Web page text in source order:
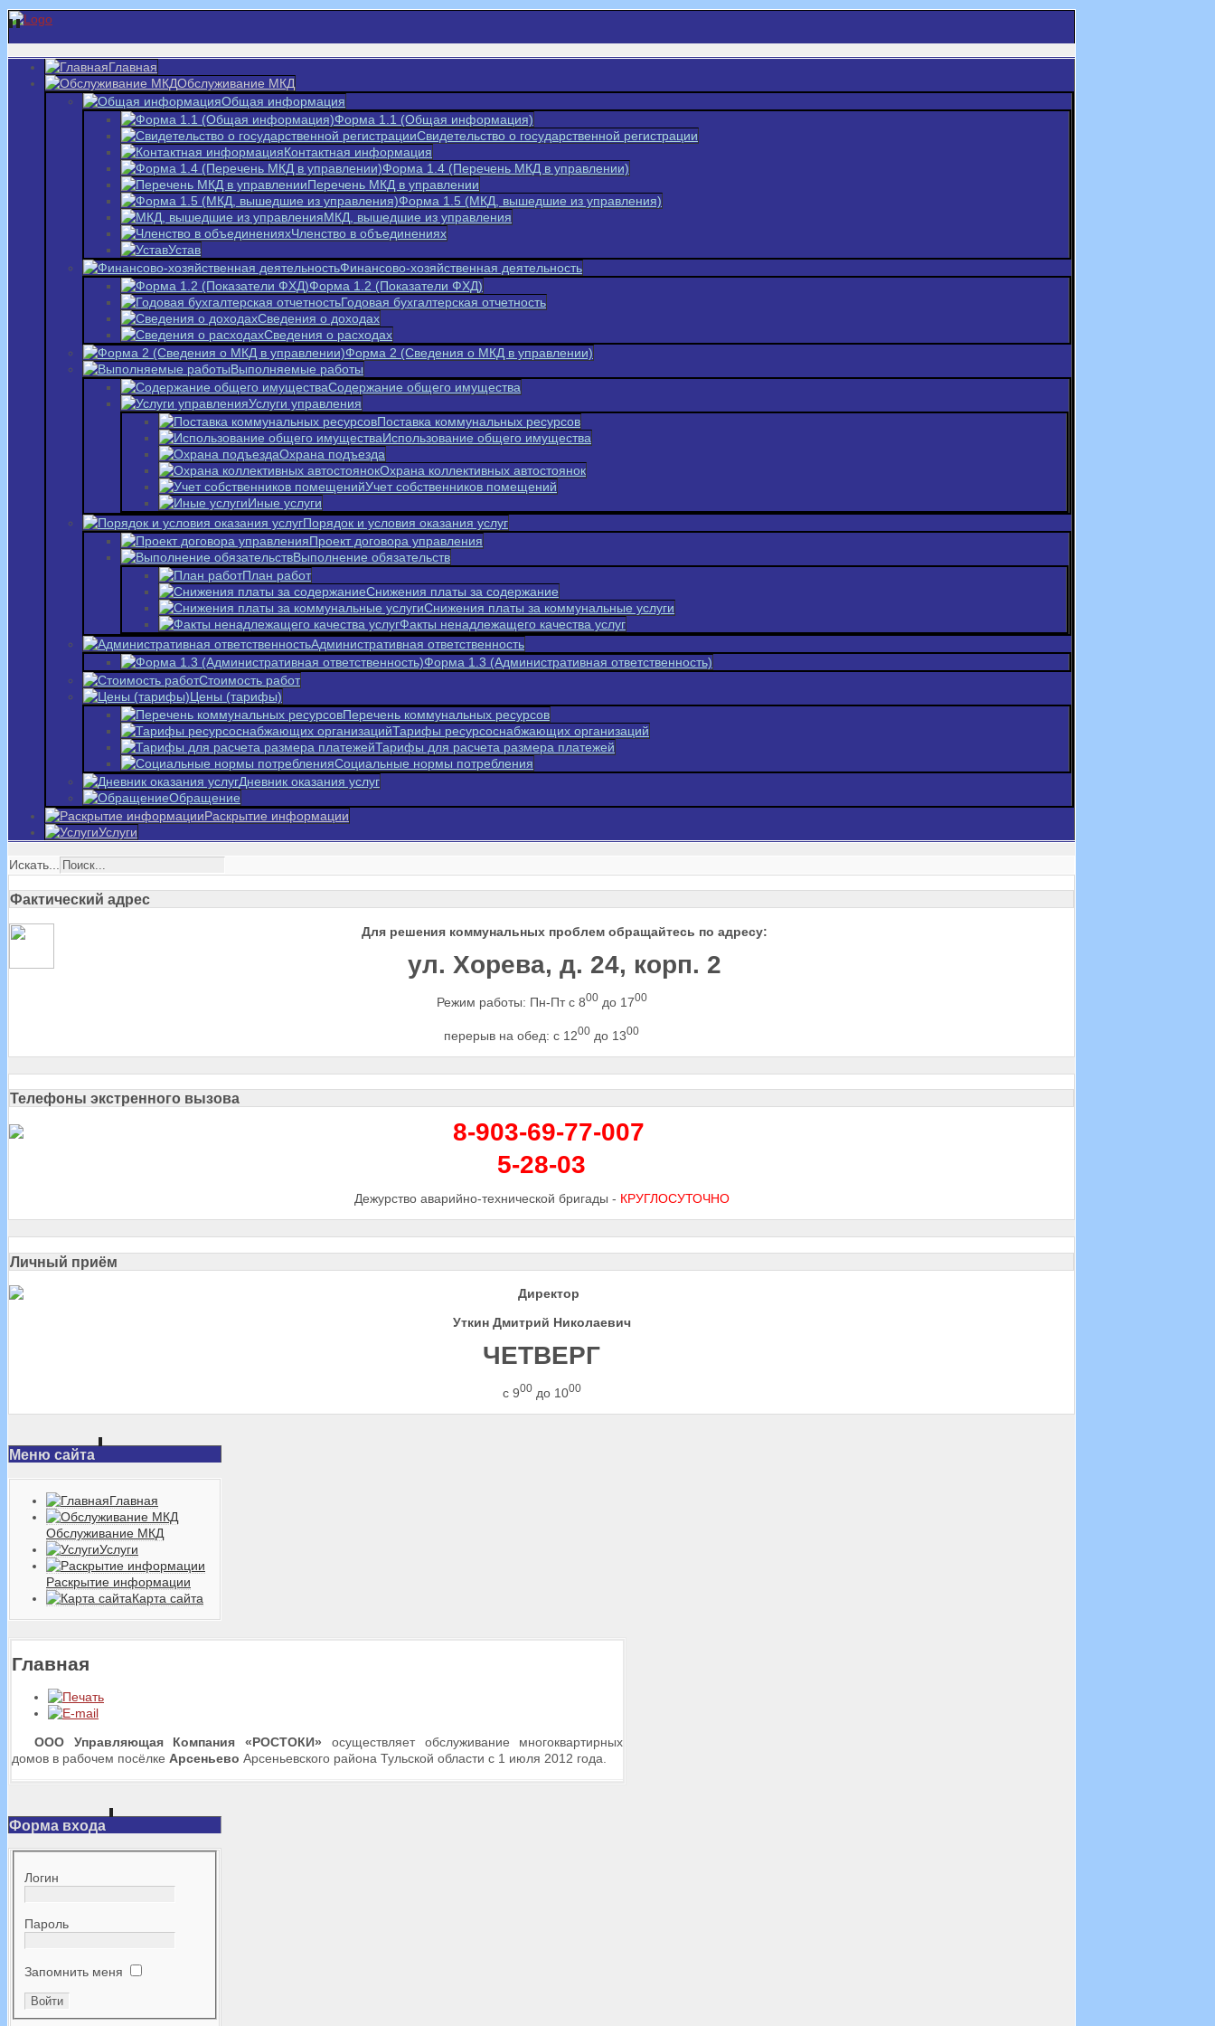
Главная
Обслуживание МКД
Общая информация
Форма 1.1 (Общая информация)
Свидетельство о государственной регистрации
Контактная информация
Форма 1.4 (Перечень МКД в управлении)
Перечень МКД в управлении
Форма 1.5 (МКД, вышедшие из управления)
МКД, вышедшие из управления
Членство в объединениях
Устав
Финансово-хозяйственная деятельность
Форма 1.2 (Показатели ФХД)
Годовая бухгалтерская отчетность
Сведения о доходах
Сведения о расходах
Форма 2 (Сведения о МКД в управлении)
Выполняемые работы
Содержание общего имущества
Услуги управления
Поставка коммунальных ресурсов
Использование общего имущества
Охрана подъезда
Охрана коллективных автостоянок
Учет собственников помещений
Иные услуги
Порядок и условия оказания услуг
Проект договора управления
Выполнение обязательств
План работ
Снижения платы за содержание
Снижения платы за коммунальные услуги
Факты ненадлежащего качества услуг
Административная ответственность
Форма 1.3 (Административная ответственность)
Стоимость работ
Цены (тарифы)
Перечень коммунальных ресурсов
Тарифы ресурсоснабжающих организаций
Тарифы для расчета размера платежей
Социальные нормы потребления
Дневник оказания услуг
Обращение
Раскрытие информации
Услуги
Искать...
Фактический адрес
Для решения коммунальных проблем обращайтесь по адресу:
ул. Хорева, д. 24, корп. 2
Режим работы: Пн-Пт с 800до 1700
перерыв на обед: с 1200 до 1300
Телефоны экстренного вызова
8-903-69-77-007
5-28-03
Дежурство аварийно-технической бригады - КРУГЛОСУТОЧНО
Личный приём
Директор
Уткин Дмитрий Николаевич
ЧЕТВЕРГ
с 900до 1000
Меню сайта
Главная
Обслуживание МКД
Услуги
Раскрытие информации
Карта сайта
Главная
ООО Управляющая Компания «РОСТОКИ» осуществляет обслуживание многоквартирных
домов в рабочем посёлке Арсеньево Арсеньевского района Тульской области с 1 июля 2012 года.
Форма входа
Логин
Пароль
Запомнить меня